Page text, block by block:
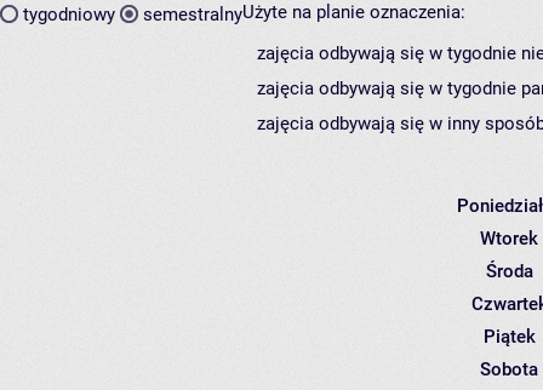
tygodniowy semestralnyUżyte na planie oznaczenia:
zajęcia odbywają się w tygodnie
zajęcia odbywają się w tygodnie
zajęcia odbywają się w inny
Wtorek
Środa
Piątek
Sobota